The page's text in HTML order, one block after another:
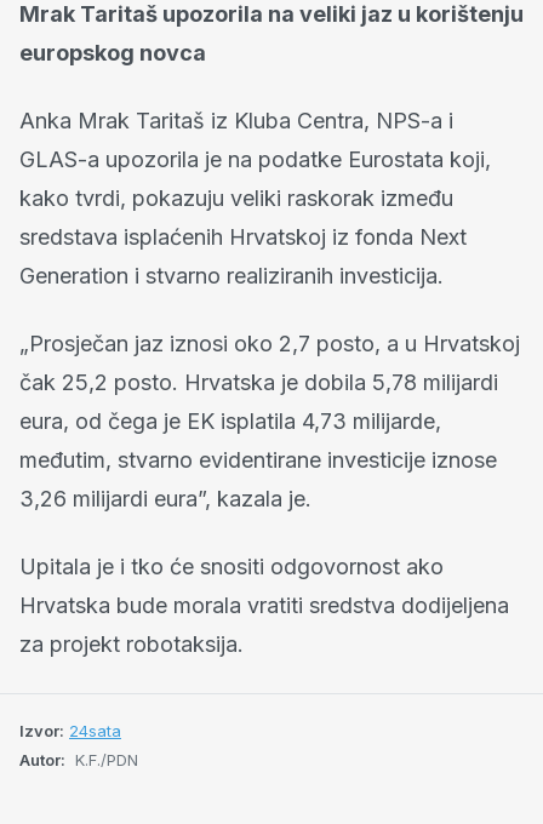
Mrak Taritaš upozorila na veliki jaz u korištenju
europskog novca
Anka Mrak Taritaš iz Kluba Centra, NPS-a i
GLAS-a upozorila je na podatke Eurostata koji,
kako tvrdi, pokazuju veliki raskorak između
sredstava isplaćenih Hrvatskoj iz fonda Next
Generation i stvarno realiziranih investicija.
„Prosječan jaz iznosi oko 2,7 posto, a u Hrvatskoj
čak 25,2 posto. Hrvatska je dobila 5,78 milijardi
eura, od čega je EK isplatila 4,73 milijarde,
međutim, stvarno evidentirane investicije iznose
3,26 milijardi eura”, kazala je.
Upitala je i tko će snositi odgovornost ako
Hrvatska bude morala vratiti sredstva dodijeljena
za projekt robotaksija.
Izvor: 24sata
Autor: K.F./PDN